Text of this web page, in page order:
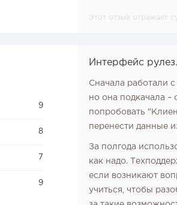
Этот отзыв отражает
9
8
7
9
Интерфейс
Сначала работали
но она подкачала
попробовать
перенести данные
За полгода
как надо.
если возникают
учиться, чтобы